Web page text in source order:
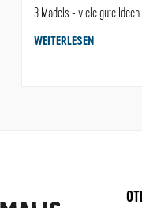
3 Mädels - viele gute
WEITERLESEN